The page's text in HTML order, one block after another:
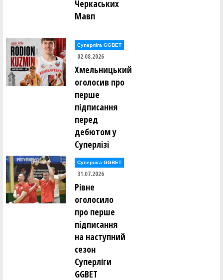
Черкаських
Мавп
Суперліга GGBET
02.08.2026
Хмельницький
оголосив про
перше
підписання
перед
дебютом у
Суперлізі
Суперліга GGBET
31.07.2026
Рівне
оголосило
про перше
підписання
на наступний
сезон
Суперліги
GGBET